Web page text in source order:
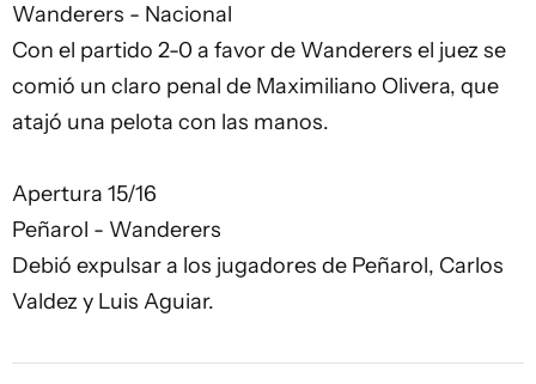
Wanderers - Nacional
Con el partido 2-0 a favor de Wanderers el juez se
comió un claro penal de Maximiliano Olivera, que
atajó una pelota con las manos.
Apertura 15/16
Peñarol - Wanderers
Debió expulsar a los jugadores de Peñarol, Carlos
Valdez y Luis Aguiar.